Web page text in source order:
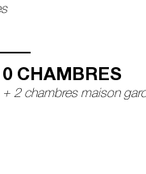
+ 2 chambres maison
0 CHAMBRES